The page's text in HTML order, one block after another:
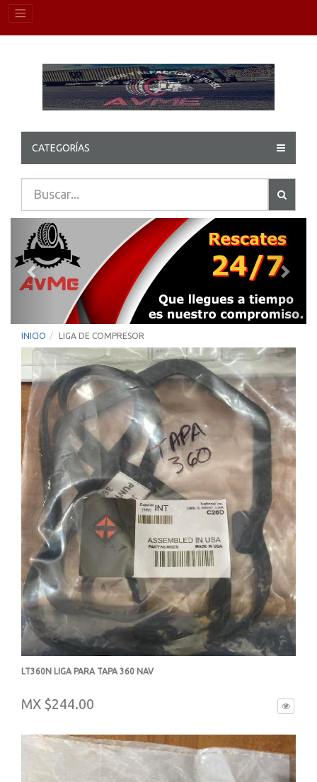
CATEGORÍAS
Previous
INICIO LIGA DE COMPRESOR
LT360N LIGA PARA TAPA 360 NAV
MX $244.00